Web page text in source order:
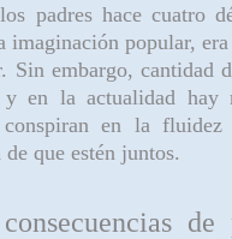
padres hace cuatro
imaginación popular,
Sin embargo, cantidad
en la actualidad hay
conspiran en la
que estén juntos.
de